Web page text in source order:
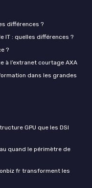
différences ?
IT : quelles différences ?
?
à l’extranet courtage AXA
dans les grandes
GPU que les DSI
quand le périmètre de
fr transforment les